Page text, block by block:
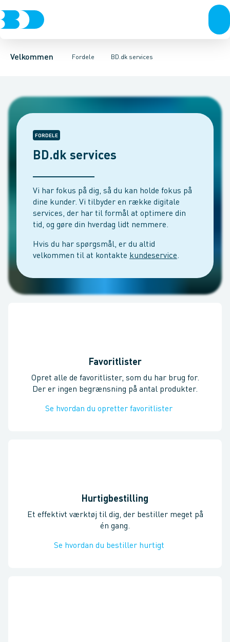
Velkommen Fordele
ProdukterKontaktBæredygtighedBD+
BD.dk services
Kampagner og messerProdukter i fokus
FORDELE
BD.dk services
Vi har fokus på dig, så du kan holde fokus på
dine kunder. Vi tilbyder en række digitale
services, der har til formål at optimere din
tid, og gøre din hverdag lidt nemmere.
Hvis du har spørgsmål, er du altid
velkommen til at kontakte kundeservice.
Favoritlister
Opret alle de favoritlister, som du har brug for.
Der er ingen begrænsning på antal produkter.
Se hvordan du opretter favoritlister
Hurtigbestilling
Et effektivt værktøj til dig, der bestiller meget på
én gang.
Se hvordan du bestiller hurtigt